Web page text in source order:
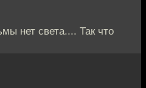
нет света.... Так что